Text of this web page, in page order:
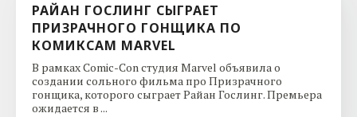
РАЙАН ГОСЛИНГ СЫГРАЕТ
ПРИЗРАЧНОГО ГОНЩИКА ПО
КОМИКСАМ MARVEL
В рамках Comic-Con студия Marvel объявила о
создании сольного фильма про Призрачного
гонщика, которого сыграет Райан Гослинг. Премьера
ожидается в ...